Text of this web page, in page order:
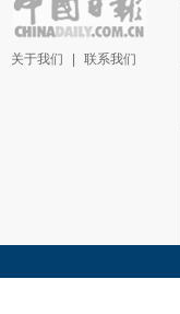
关于我们 联系我们